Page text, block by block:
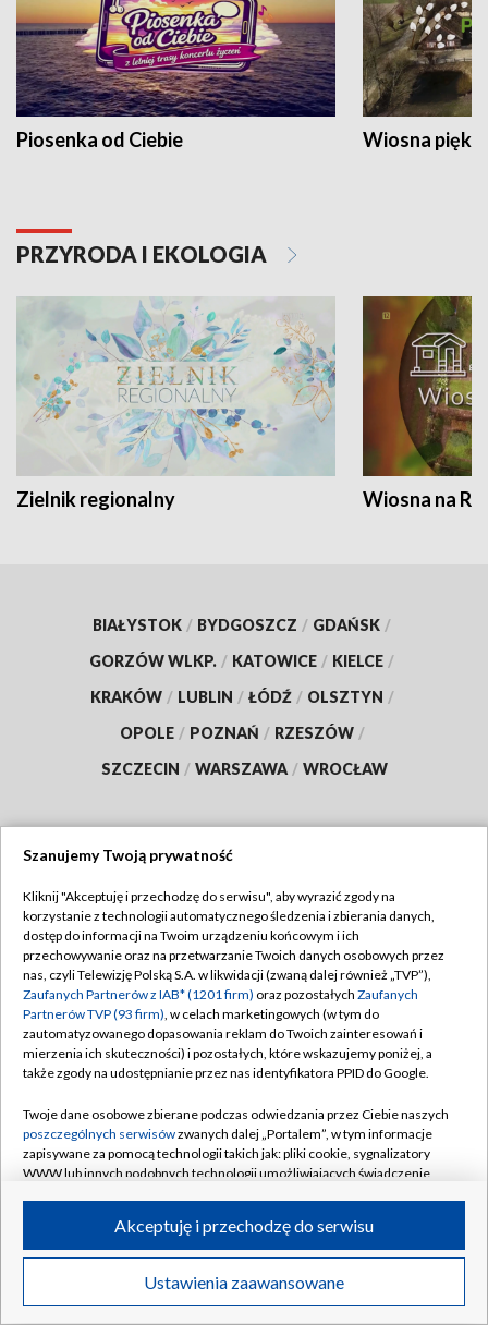
Piosenka od Ciebie Wiosna
PRZYRODA I EKOLOGIA
Zielnik regionalny Wiosna na
BIAŁYSTOK / BYDGOSZCZ / GDAŃSK /
GORZÓW WLKP. / KATOWICE / KIELCE /
KRAKÓW / LUBLIN / ŁÓDŹ / OLSZTYN /
OPOLE / POZNAŃ / RZESZÓW /
SZCZECIN / WARSZAWA / WROCŁAW
TVP
Abonament TVP
Emisja w TVP
Centrum informacji TVP
Naziemna Telewizja Cyfrowa
Rada Programowa
System NOS
Informacje o nadawcy
Program dla prasy
Ogłoszenie przetargowe
Regulamin TVP
Polityka prywatności
Moje zgody
Pomoc
Kontakt
Kanały
©2026 Telewizja Polska S.A. w likwidacji
Szanujemy Twoją prywatność
Kliknij "Akceptuję i przechodzę do serwisu", aby wyrazić zgody na
korzystanie z technologii automatycznego śledzenia i zbierania danych,
dostęp do informacji na Twoim urządzeniu końcowym i ich
przechowywanie oraz na przetwarzanie Twoich danych osobowych przez
nas, czyli Telewizję Polską S.A. w likwidacji (zwaną dalej również „TVP”),
Zaufanych Partnerów z IAB* (1201 firm) oraz pozostałych Zaufanych
Partnerów TVP (93 firm), w celach marketingowych (w tym do
zautomatyzowanego dopasowania reklam do Twoich zainteresowań i
mierzenia ich skuteczności) i pozostałych, które wskazujemy poniżej, a
także zgody na udostępnianie przez nas identyfikatora PPID do Google.
Twoje dane osobowe zbierane podczas odwiedzania przez Ciebie naszych
poszczególnych serwisówzwanych dalej „Portalem”, w tym informacje
zapisywane za pomocą technologii takich jak: pliki cookie, sygnalizatory
WWW lub innych podobnych technologii umożliwiających świadczenie
ruchu w Internecie.
Twoje dane osobowe zbierane podczas odwiedzania przez Ciebie
poszczególnych serwisówna Portalu, takie jak adresy IP, identyfikatory
Ustawienia zaawansowane
Akceptuję i przechodzę do serwisu